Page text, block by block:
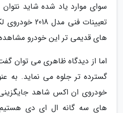
سوای موارد یاد شده شاید
های قدیمی تر این خودرو
اما از دیدگاه ظاهری می توان
گسترده تر جلوه می نماید. به
خودروی ان اکس شاهد
های سه گانه ال ای دی